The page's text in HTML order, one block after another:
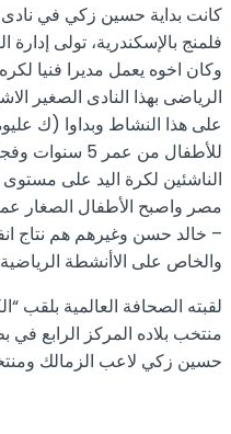
كانت بداية حسين زكي في
فلمنج بالإسكندرية، تولى
وكان اخوه يعمل مديرا فنيا لكره
الرياضى بهذا النادى الصغير
على هذا النشاط وبداوا (ك
للأطفال من
الناشئين لكرة اليد على مستوى
مصر واصبح الأطفال الصغار
– خالد حسن وغيرهم هم نتاج
والخاص على الاأنشطة
لقبته الصحافة العالمية بلقب
حسين زكي لاعب الزمالك